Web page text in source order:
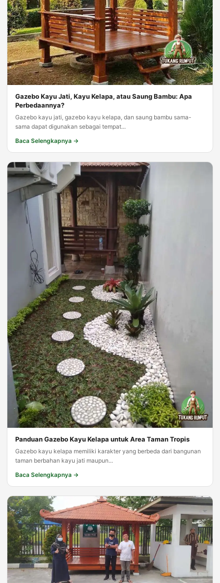
Gazebo Kayu Jati, Kayu Kelapa, atau Saung Bambu: Apa
Perbedaannya?
Gazebo kayu jati, gazebo kayu kelapa, dan saung bambu sama-
sama dapat digunakan sebagai tempat...
Baca Selengkapnya →
Panduan Gazebo Kayu Kelapa untuk Area Taman Tropis
Gazebo kayu kelapa memiliki karakter yang berbeda dari bangunan
taman berbahan kayu jati maupun...
Baca Selengkapnya →